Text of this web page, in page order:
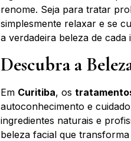
renome. Seja para tratar
simplesmente relaxar e se
a verdadeira beleza de cada
Descubra a
Em Curitiba, os
autoconhecimento e
ingredientes naturais e
beleza facial que